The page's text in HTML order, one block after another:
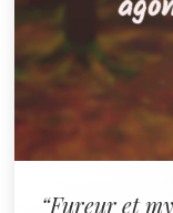
“Fureur et